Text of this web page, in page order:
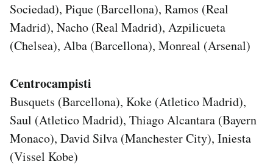
Sociedad), Pique (Barcellona), Ramos (Real
Madrid), Nacho (Real Madrid), Azpilicueta
(Chelsea), Alba (Barcellona), Monreal (Arsenal)
Centrocampisti
Busquets (Barcellona), Koke (Atletico Madrid),
Saul (Atletico Madrid), Thiago Alcantara (Bayern
Monaco), David Silva (Manchester City), Iniesta
(Vissel Kobe)